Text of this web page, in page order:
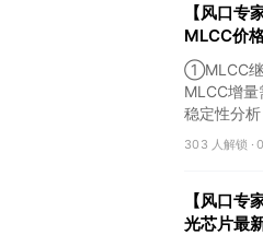
【风口
MLCC价
①MLCC继
MLCC增
稳定性分
析。本场
全面解读
303 人解锁 ·
【风口
光芯片最